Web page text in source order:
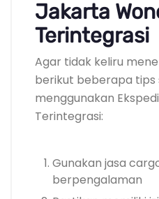
Jakarta
Terintegrasi
Agar tidak keliru
berikut beberapa tips
menggunakan
Terintegrasi:
Gunakan jasa
berpengalaman